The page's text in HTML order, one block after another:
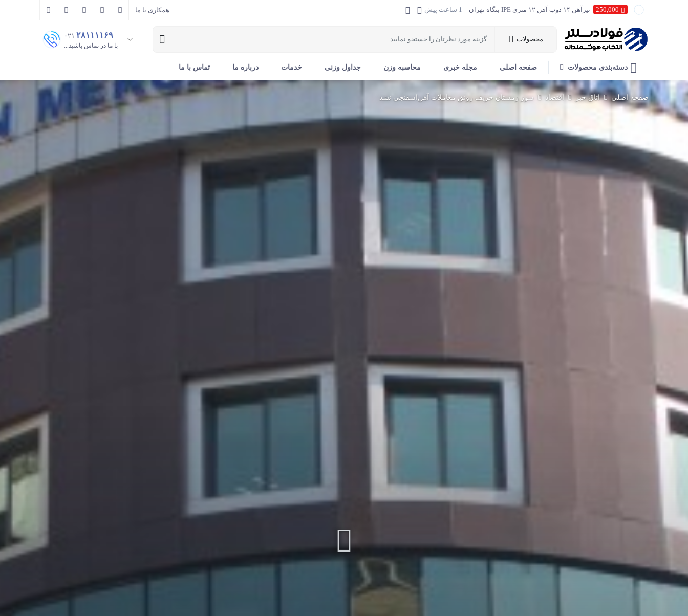
-250,000 تیرآهن ۱۴ ذوب آهن ۱۲ متری IPE بنگاه تهران
1 ساعت پیش
-200,000
تیرآهن ۱۸ ذوب آهن ۱۲ متری IPE بنگاه تهران
1 ساعت پیش
-500,000
تیرآهن ۲۲ ذوب آهن ۱۲ متری IPE بنگاه تهران
تیرآهن ۲۴ ذوب آهن ۱۲ متری IPE بنگاه تهران
1 ساعت پیش
-600,000
تیرآهن ۲۷ ذوب آهن ۱۲ متری IPE بنگاه تهران
1 ساعت پیش
1 ساعت پیش
تیرآهن ۱۶ یزد بنگاه تهران
-200,000
تیرآهن ۱۸ یزد بنگاه تهران
-500,000
تیرآهن ۲۲ یزد بنگاه تهران
1 ساعت پیش
1 ساعت پیش
1 ساعت پیش
همکاری با ما
محصولات ۰۲۱ ۲۸۱۱۱۱۶۹
با ما در تماس باشید...
دسته‌بندی محصولات صفحه اصلی مجله خبری محاسبه وزن جداول وزنی خدمات درباره ما تماس با ما
صفحه اصلی اتاق خبر اقتصاد سوز زمستان حریف رونق معاملات آهن‌‌‌اسفنجی نشد